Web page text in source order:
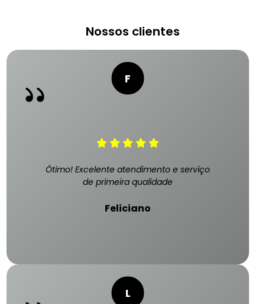
Nossos clientes
Ótimo! Excelente atendimento e serviço
de primeira qualidade
Feliciano